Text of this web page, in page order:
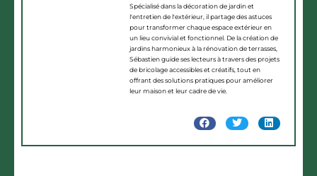
Spécialisé dans la décoration de jardin et
l'entretien de l'extérieur, il partage des astuces
pour transformer chaque espace extérieur en
un lieu convivial et fonctionnel. De la création de
jardins harmonieux à la rénovation de terrasses,
Sébastien guide ses lecteurs à travers des projets
de bricolage accessibles et créatifs, tout en
offrant des solutions pratiques pour améliorer
leur maison et leur cadre de vie.